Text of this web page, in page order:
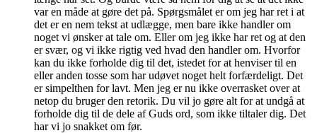
var en måde at gøre det på. Spørgsmålet er om jeg har ret i at
det er en nem tekst at udlægge, men bare ikke handler om
noget vi ønsker at tale om. Eller om jeg ikke har ret og at den
er svær, og vi ikke rigtig ved hvad den handler om. Hvorfor
kan du ikke forholde dig til det, istedet for at henviser til en
eller anden tosse som har udøvet noget helt forfærdeligt. Det
er simpelthen for lavt. Men jeg er nu ikke overrasket over at
netop du bruger den retorik. Du vil jo gøre alt for at undgå at
forholde dig til de dele af Guds ord, som ikke tiltaler dig. Det
har vi jo snakket om før.